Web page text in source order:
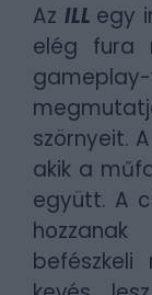
Az ILL egy
elég fura
szörnyeit.
akik a
együtt. A